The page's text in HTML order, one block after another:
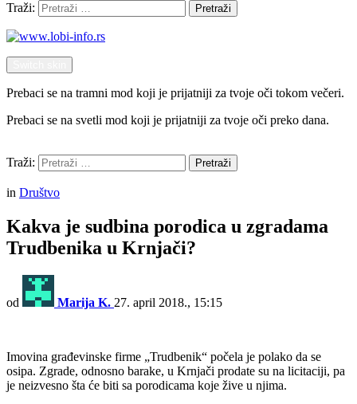
Traži:
Pretraži
Prebaci se na tramni mod koji je prijatniji za tvoje oči tokom večeri.
Prebaci se na svetli mod koji je prijatniji za tvoje oči preko dana.
Traži:
Pretraži
in Društvo
Kakva je sudbina porodica u zgradama
Trudbenika u Krnjači?
od Marija K. 27. april 2018., 15:15
Imovina građevinske firme „Trudbenik“ počela je polako da se
osipa. Zgrade, odnosno barake, u Krnjači prodate su na licitaciji, pa
je neizvesno šta će biti sa porodicama koje žive u njima.